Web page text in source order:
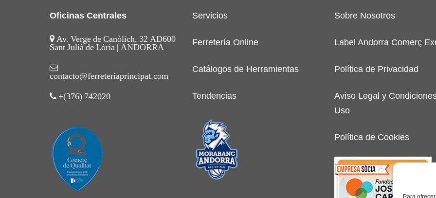
Para
Oficinas Centrales
Av. Verge de Canòlich, 32 AD600
Sant Julià de Lòria | ANDORRA
contacto@ferreteriaprincipat.com
+(376) 742020
Servicios
Ferretería Online
Catálogos de Herramientas
Tendencias
Sobre Nosotros
Label Andorra Comerç
Política de Privacidad
Aviso Legal y
Uso
Política de Cookies